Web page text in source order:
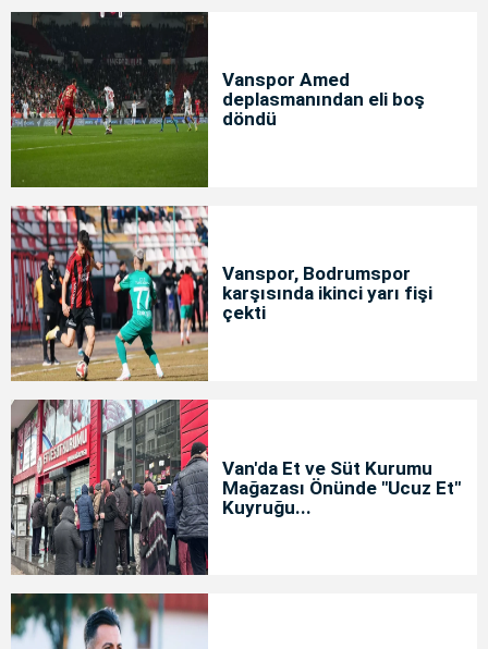
Vanspor Amed
deplasmanından eli boş
döndü
Vanspor, Bodrumspor
karşısında ikinci yarı fişi
çekti
Van'da Et ve Süt Kurumu
Mağazası Önünde "Ucuz Et"
Kuyruğu...